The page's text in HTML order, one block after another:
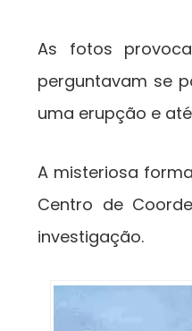
As fotos
perguntavam se
uma erupção e
A misteriosa
Centro de
investigação.